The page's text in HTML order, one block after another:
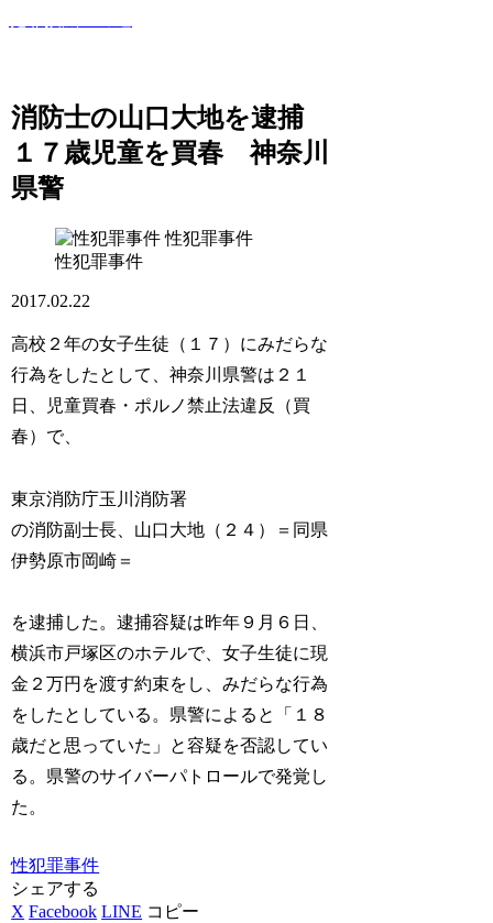
消防士の山口大地を逮捕
１７歳児童を買春 神奈川
県警
性犯罪事件
性犯罪事件
2017.02.22
高校２年の女子生徒（１７）にみだらな
行為をしたとして、神奈川県警は２１
日、児童買春・ポルノ禁止法違反（買
春）で、
東京消防庁玉川消防署
の消防副士長、山口大地（２４）＝同県
伊勢原市岡崎＝
を逮捕した。逮捕容疑は昨年９月６日、
横浜市戸塚区のホテルで、女子生徒に現
金２万円を渡す約束をし、みだらな行為
をしたとしている。県警によると「１８
歳だと思っていた」と容疑を否認してい
る。県警のサイバーパトロールで発覚し
た。
性犯罪事件
シェアする
X Facebook LINE コピー